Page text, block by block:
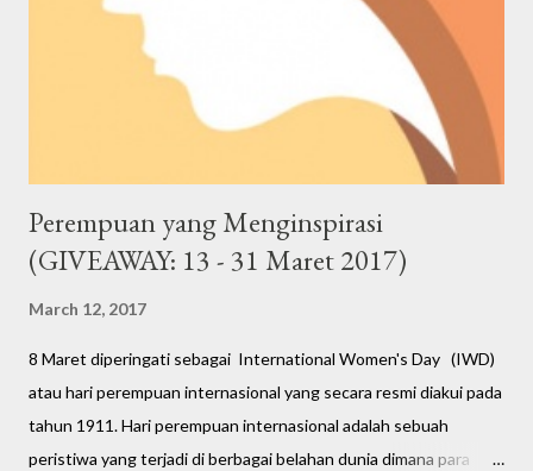
Perempuan yang Menginspirasi
(GIVEAWAY: 13 - 31 Maret 2017)
March 12, 2017
8 Maret diperingati sebagai International Women's Day (IWD)
atau hari perempuan internasional yang secara resmi diakui pada
tahun 1911. Hari perempuan internasional adalah sebuah
peristiwa yang terjadi di berbagai belahan dunia dimana para